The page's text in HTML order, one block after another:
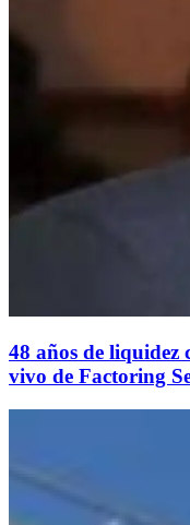
48 años de liquidez
vivo de Factoring